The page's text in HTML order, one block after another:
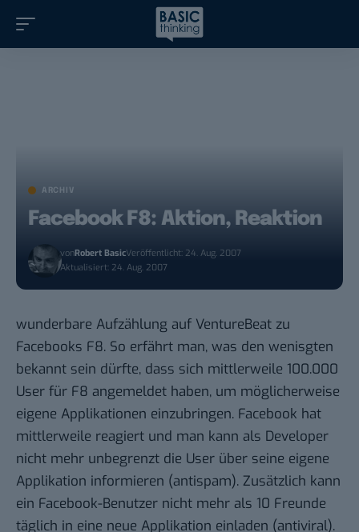
ARCHIV
Facebook F8: Aktion, Reaktion
vonRobert BasicVeröffentlicht: 24. Aug. 2007
Aktualisiert: 24. Aug. 2007
wunderbare Aufzählung auf VentureBeat zu
Facebooks F8. So erfährt man, was den wenisgten
bekannt sein dürfte, dass sich mittlerweile 100.000
User für F8 angemeldet haben, um möglicherweise
eigene Applikationen einzubringen. Facebook hat
mittlerweile reagiert und man kann als Developer
nicht mehr unbegrenzt die User über seine eigene
Applikation informieren (antispam). Zusätzlich kann
ein Facebook-Benutzer nicht mehr als 10 Freunde
täglich in eine neue Applikation einladen (antiviral).